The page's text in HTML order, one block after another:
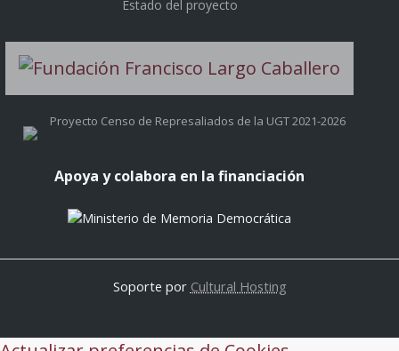
Estado del proyecto
Proyecto Censo de Represaliados de la UGT 2021-2026
Apoya y colabora en la financiación
Soporte por Cultural Hosting